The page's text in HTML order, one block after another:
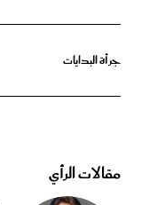
جرأة البدايات
مقالات الرأي